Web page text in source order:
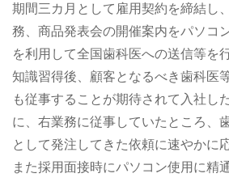
期間三カ月として雇用契約を締結し
務、商品発表会の開催案内をパソコ
を利用して全国歯科医への送信等を
知識習得後、顧客となるべき歯科医
も従事することが期待されて入社し
に、右業務に従事していたところ、
として発注してきた依頼に速やかに
また採用面接時にパソコン使用に精